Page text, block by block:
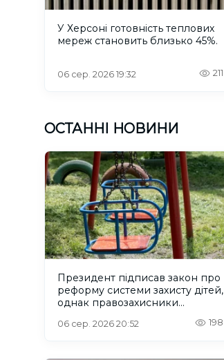
У Херсоні готовність теплових
мереж становить близько 45%.
06 сер. 2026 19:32 211
ОСТАННІ НОВИНИ
Президент підписав закон про
реформу системи захисту дітей,
однак правозахисники
06 сер. 2026 20:52 198